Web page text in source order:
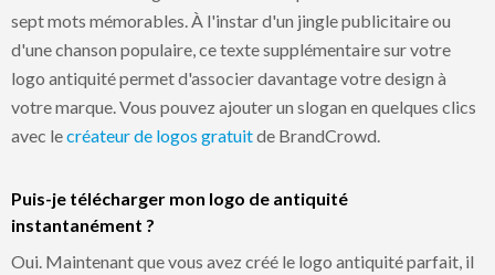
sept mots mémorables. À l'instar d'un jingle publicitaire ou
d'une chanson populaire, ce texte supplémentaire sur votre
logo antiquité permet d'associer davantage votre design à
votre marque. Vous pouvez ajouter un slogan en quelques clics
avec lecréateur de logos gratuitde BrandCrowd.
Puis-je télécharger mon logo de antiquité
instantanément ?
Oui. Maintenant que vous avez créé le logo antiquité parfait, il